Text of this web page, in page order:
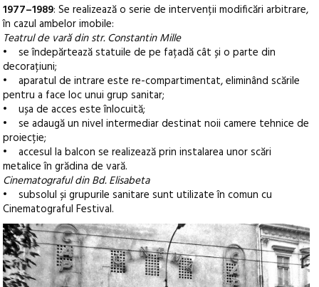
1977–1989: Se realizează o serie de intervenții modificări arbitrare,
în cazul ambelor imobile:
Teatrul de vară din str. Constantin Mille
• se îndepărtează statuile de pe fațadă cât și o parte din
decorațiuni;
• aparatul de intrare este re-compartimentat, eliminând scările
pentru a face loc unui grup sanitar;
• ușa de acces este înlocuită;
• se adaugă un nivel intermediar destinat noii camere tehnice de
proiecție;
• accesul la balcon se realizează prin instalarea unor scări
metalice în grădina de vară.
Cinematograful din Bd. Elisabeta
• subsolul și grupurile sanitare sunt utilizate în comun cu
Cinematograful Festival.